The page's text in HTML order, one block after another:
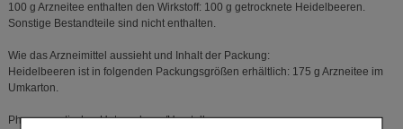
100 g Arzneitee enthalten den Wirkstoff: 100 g getrocknete Heidelbeeren.
Sonstige Bestandteile sind nicht enthalten.
Wie das Arzneimittel aussieht und Inhalt der Packung:
Heidelbeeren ist in folgenden Packungsgrößen erhältlich: 175 g Arzneitee im
Umkarton.
Pharmazeutischer Unternehmer/Hersteller: